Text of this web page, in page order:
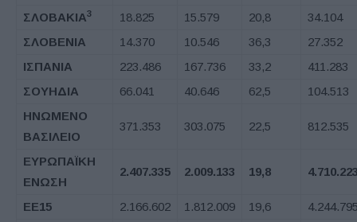
ΣΛΟΒΑΚΙΑ3 18.825 15.579 20,8
34.104
ΣΛΟΒΕΝΙΑ
14.370 10.546 36,3
27.352
ΙΣΠΑΝΙΑ
223.486 167.736 33,2
411.283
ΣΟΥΗΔΙΑ
66.041 40.646 62,5
104.513
ΗΝΩΜΕΝΟ
ΒΑΣΙΛΕΙΟ
371.353 303.075 22,5 812.535
ΕΥΡΩΠΑΪΚΗ
ΕΝΩΣΗ
2.407.335 2.009.133 19,8
ΕΕ15 2.166.602 1.812.009 19,6